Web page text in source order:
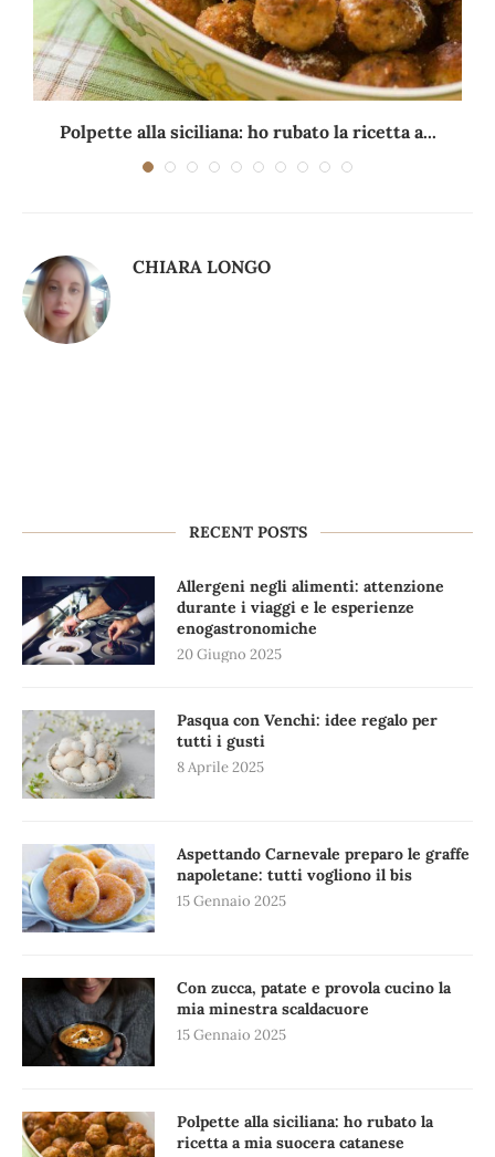
Polpette alla siciliana: ho rubato la ricetta a...
CHIARA LONGO
RECENT POSTS
Allergeni negli alimenti: attenzione
durante i viaggi e le esperienze
enogastronomiche
20 Giugno 2025
Pasqua con Venchi: idee regalo per
tutti i gusti
8 Aprile 2025
Aspettando Carnevale preparo le graffe
napoletane: tutti vogliono il bis
15 Gennaio 2025
Con zucca, patate e provola cucino la
mia minestra scaldacuore
15 Gennaio 2025
Polpette alla siciliana: ho rubato la
ricetta a mia suocera catanese